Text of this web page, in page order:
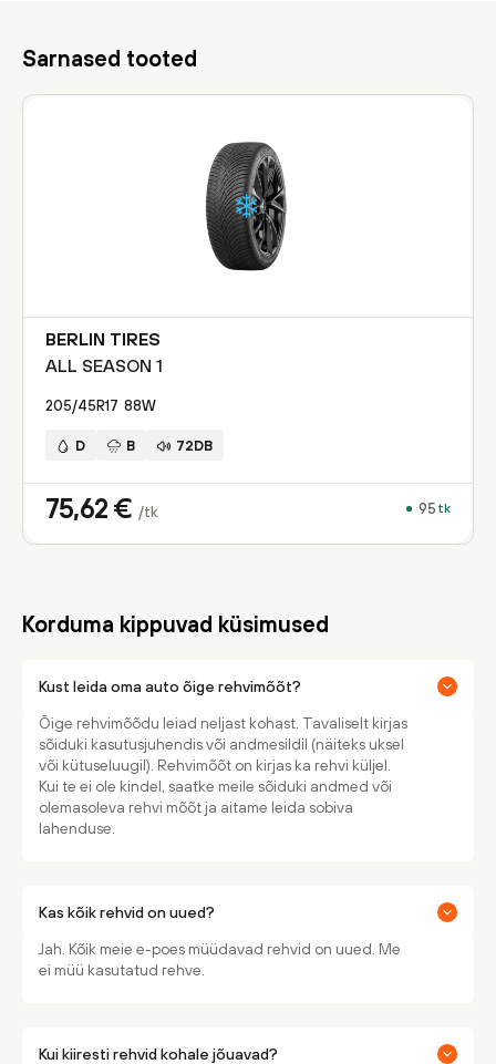
Sarnased tooted
BERLIN TIRES
ALL SEASON 1
205/45R17 88W
D B 72DB
75,62 € /tk 95 tk
Korduma kippuvad küsimused
Kust leida oma auto õige rehvimõõt?
Õige rehvimõõdu leiad neljast kohast. Tavaliselt kirjas
sõiduki kasutusjuhendis või andmesildil (näiteks uksel
või kütuseluugil). Rehvimõõt on kirjas ka rehvi küljel.
Kui te ei ole kindel, saatke meile sõiduki andmed või
olemasoleva rehvi mõõt ja aitame leida sobiva
lahenduse.
Kas kõik rehvid on uued?
Jah. Kõik meie e-poes müüdavad rehvid on uued. Me
ei müü kasutatud rehve.
Kui kiiresti rehvid kohale jõuavad?